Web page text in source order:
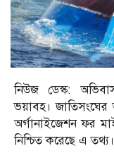
নিউজ ডেস্ক:
ভয়াবহ। জাতিসংঘের
অর্গানাইজেশন ফর
নিশ্চিত করেছে এ তথ্য।